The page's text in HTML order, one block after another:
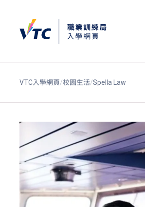
VTC入學網頁 校園生活 Spella Law